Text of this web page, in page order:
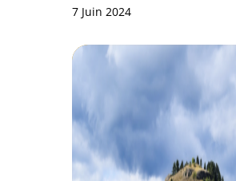
7 Juin 2024